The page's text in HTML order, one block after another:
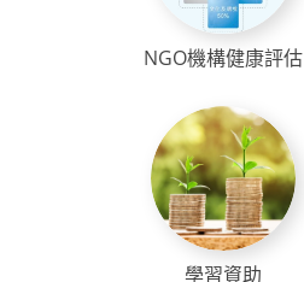
NGO機構健康評估
學習資助